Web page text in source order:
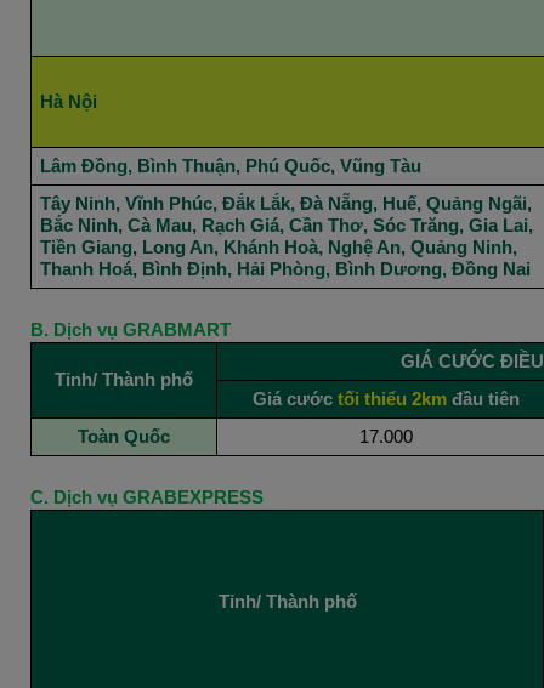
Hà Nội
Lâm Đồng, Bình Thuận, Phú Quốc, Vũng Tàu
Tây Ninh, Vĩnh Phúc, Đắk Lắk, Đà Nẵng, Huế, Quảng Ngãi,
Bắc Ninh, Cà Mau, Rạch Giá, Cần Thơ, Sóc Trăng, Gia Lai,
Tiền Giang, Long An, Khánh Hoà, Nghệ An, Quảng Ninh,
Thanh Hoá, Bình Định, Hải Phòng, Bình Dương, Đồng Nai
B. Dịch vụ GRABMART
Tỉnh/ Thành phố
GIÁ CƯỚC
Giá cước tối thiểu 2km đầu tiên
Toàn Quốc
17.000
C. Dịch vụ GRABEXPRESS
Tỉnh/ Thành phố